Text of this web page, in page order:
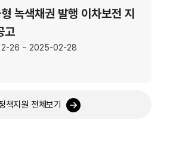
녹색채권 발행 이차보전 지
고
26 ~ 2025-02-28
책지원 전체보기